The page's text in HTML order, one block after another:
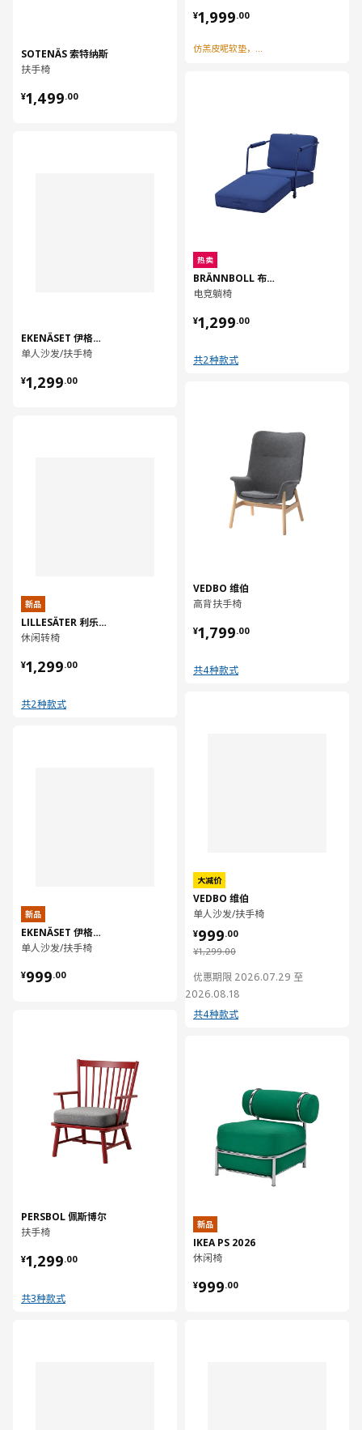
SOTENÄS 索特纳斯
扶手椅
¥1,499.00
¥ 1499.00
EKENÄSET 伊格塞特
单人沙发/扶手椅
¥1,299.00
¥ 1299.00
新品
LILLESÄTER 利乐塞特
休闲转椅
¥1,299.00
¥ 1299.00
共2种款式
新品
EKENÄSET 伊格塞特
单人沙发/扶手椅
¥999.00
¥ 999.00
PERSBOL 佩斯博尔
扶手椅
¥1,299.00
¥ 1299.00
共3种款式
¥1,999.00
¥ 1999.00
仿羔皮呢软垫，外观时尚
热卖
BRÄNNBOLL 布朗伯
电竞躺椅
¥1,299.00
¥ 1299.00
共2种款式
VEDBO 维伯
高背扶手椅
¥1,799.00
¥ 1799.00
共4种款式
大减价
VEDBO 维伯
单人沙发/扶手椅
¥1,299.00
¥ 1299.00
¥999.00
¥ 999.00
优惠期限 2026.07.29 至
2026.08.18
共4种款式
新品
IKEA PS 2026
休闲椅
¥999.00
¥ 999.00